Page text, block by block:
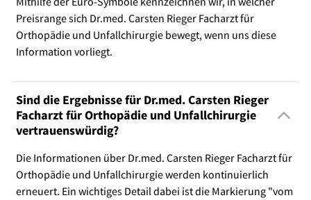
Preisrange sich Dr.med. Carsten Rieger Facharzt für
Orthopädie und Unfallchirurgie bewegt, wenn uns diese
Information vorliegt.
Sind die Ergebnisse für Dr.med. Carsten Rieger
Facharzt für Orthopädie und Unfallchirurgie
vertrauenswürdig?
Die Informationen über Dr.med. Carsten Rieger Facharzt für
Orthopädie und Unfallchirurgie werden kontinuierlich
erneuert. Ein wichtiges Detail dabei ist die Markierung "vom